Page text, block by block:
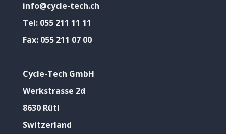
info@cycle-tech.ch
Tel: 055 211 11 11
Fax: 055 211 07 00
Cycle-Tech GmbH
Werkstrasse 2d
8630 Rüti
Switzerland